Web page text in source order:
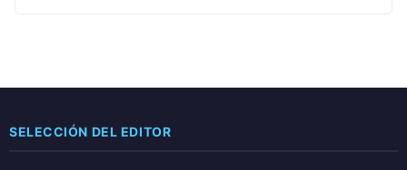
SELECCIÓN DEL EDITOR